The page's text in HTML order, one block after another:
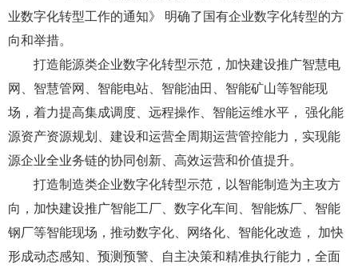
业数字化转型工作的通知》 明确了国有企业数字化转型的方
向和举措。
打造能源类企业数字化转型示范，加快建设推广智慧电
网、智慧管网、智能电站、智能油田、智能矿山等智能现
场，着力提高集成调度、远程操作、智能运维水平， 强化能
源资产资源规划、建设和运营全周期运营管控能力，实现能
源企业全业务链的协同创新、高效运营和价值提升。
打造制造类企业数字化转型示范，以智能制造为主攻方
向，加快建设推广智能工厂、数字化车间、智能炼厂、智能
钢厂等智能现场，推动数字化、网络化、智能化改造， 加快
形成动态感知、预测预警、自主决策和精准执行能力，全面